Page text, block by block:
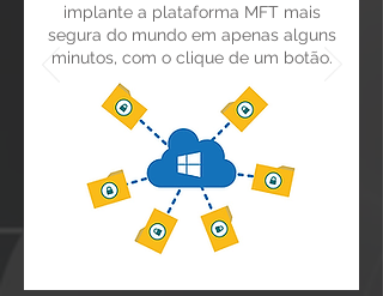
implante a plataforma MFT mais
segura do mundo em apenas alguns
minutos, com o clique de um botão.